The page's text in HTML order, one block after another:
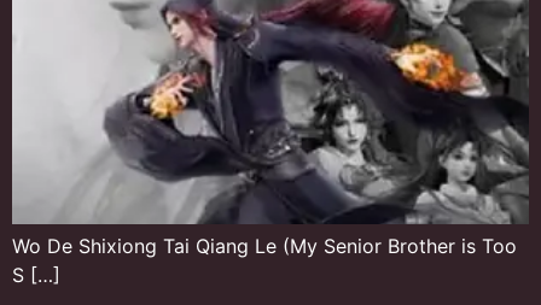
Wo De Shixiong Tai Qiang Le (My Senior Brother is Too
S […]